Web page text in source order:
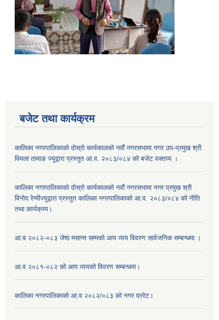
बजेट तथा कार्यक्रम
कालिका नगरपालिकाको दोस्रो कार्यकालको नवौं नगरसभामा नगर उप-प्रमुख श्री
विमला तामाङ ज्यूद्वारा प्रस्तुत आ.व. २०८३/०८४ को बजेट वक्तव्य ।
कालिका नगरपालिकाको दोस्रो कार्यकालको नवौं नगरसभामा नगर प्रमुख श्री
विनोद रेग्मीज्यूद्वारा प्रस्तुत कालिका नगरपालिकाको आ.व. २०८३/०८४ को नीति
तथा कार्यक्रम।
आ.ब २०८२-०८३ जेष्ठ मसान्त सम्मको आय व्यय विवरण सार्वजनिक सम्बन्धमा ।
आ.व २०८१-०८२ को आय व्ययको विवरण सम्बन्धमा।
कालिका नगरपालिकाको आ.व २०८२/०८३ को नगर दररेट।